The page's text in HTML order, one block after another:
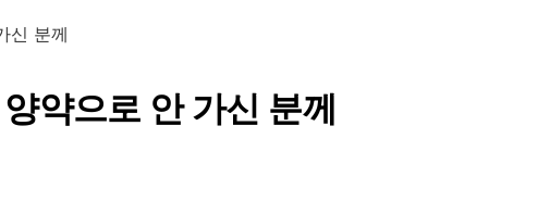
신 분께
약으로 안 가신 분께